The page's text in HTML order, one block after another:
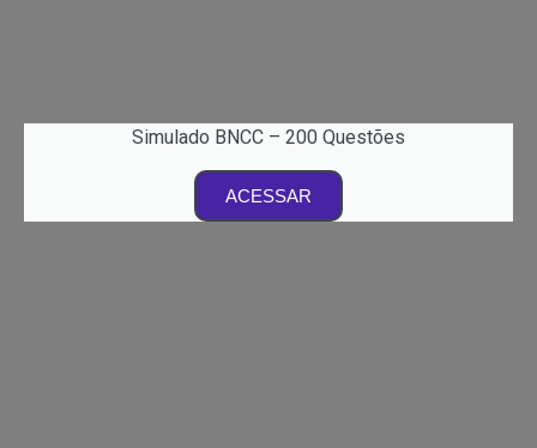
Simulado BNCC – 200 Questões
ACESSAR